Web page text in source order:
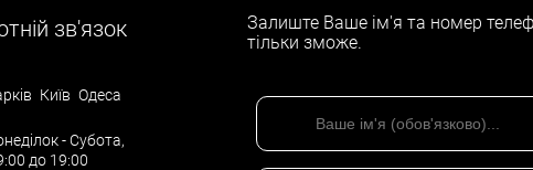
ЗАМОВИТИ ПЕРЕВІРКУ ПОДАТКОВОГО ОБЛІКУ
зв'язок
Київ Одеса
- Субота,
до 19:00
Залиште Ваше ім'я та номер
тільки зможе.